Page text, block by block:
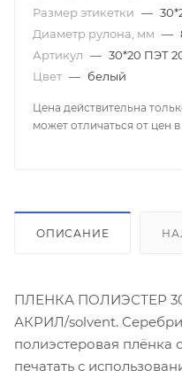
Размер этикетки —
Диаметр рулона, мм —
Артикул — 30*20 ПЭТ
Цвет — белый
Цена действительна
может отличаться от цен
ОПИСАНИЕ
ПЛЕНКА ПОЛИЭСТЕР 30х20 мм серебристый (PET),
АКРИЛ/solvent.
полиэстеровая
печатать с